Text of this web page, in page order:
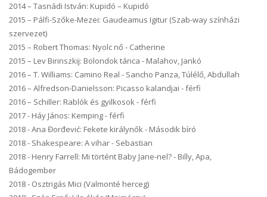
2014 – Tasnádi István: Kupidó – Kupidó
2015 – Pálfi-Szőke-Mezei: Gaudeamus Igitur (Szab-way színházi
szervezet)
2015 – Robert Thomas: Nyolc nő - Catherine
2015 – Lev Birinszkij: Bolondok tánca - Malahov, Jankó
2016 – T. Williams: Camino Real - Sancho Panza, Túlélő, Abdullah
2016 – Alfredson-Danielsson: Picasso kalandjai - férfi
2016 – Schiller: Rablók és gyilkosok - férfi
2017 - Háy János: Kemping - férfi
2018 - Ana Đorđević: Fekete királynők - Második bíró
2018 - Shakespeare: A vihar - Sebastian
2018 - Henry Farrell: Mi történt Baby Jane-nel? - Billy, Apa,
Bádogember
2018 - Osztrigás Mici (Valmonté herceg)